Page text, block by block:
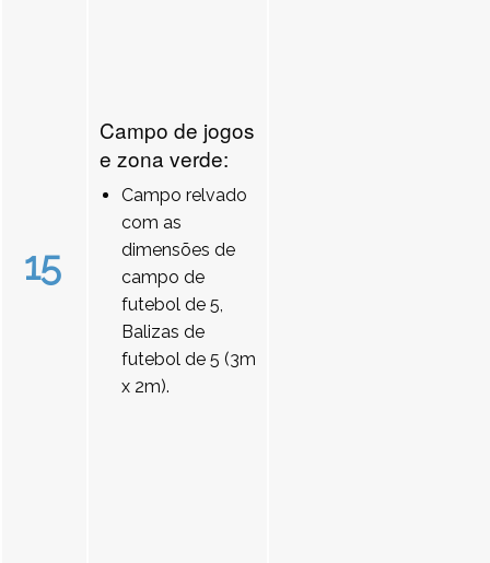
15
Campo de jogos
e zona verde:
Campo relvado
com as
dimensões de
campo de
futebol de 5,
Balizas de
futebol de 5 (3m
x 2m).